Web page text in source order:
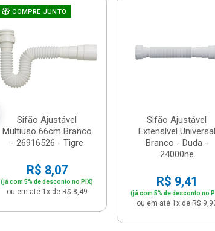
COMPRE JUNTO
Sifão Ajustável
Multiuso 66cm Branco
- 26916526 - Tigre
R$ 8,07
(já com 5% de desconto no PIX)
ou em até 1x de R$ 8,49
Sifão Ajustável
Extensível Universal
Branco - Duda -
24000ne
R$ 9,41
(já com 5% de desconto no
ou em até 1x de R$